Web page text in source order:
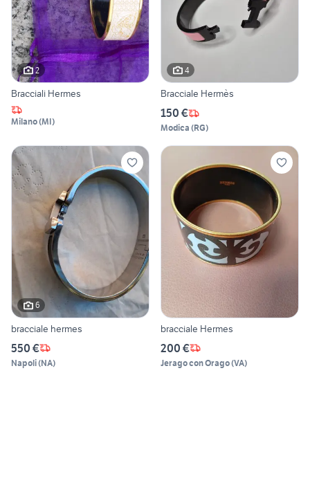
2
Bracciali Hermes
Milano(MI)
4
Bracciale Hermès
150 €
Modica (RG)
6
bracciale hermes
550 €
Napoli(NA)
bracciale Hermes
200 €
Jerago con Orago(VA)